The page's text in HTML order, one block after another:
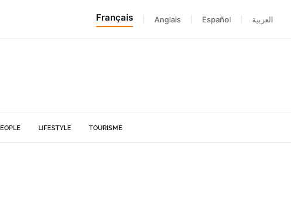
Français Anglais Español العربية
LIFESTYLE TOURISME